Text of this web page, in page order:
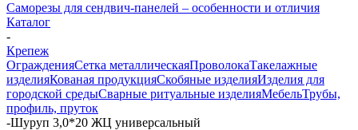
Саморезы для сендвич-панелей – особенности и отличия
Каталог
-
Крепеж
ОгражденияСетка металлическаяПроволокаТакелажные
изделияКованая продукцияСкобяные изделияИзделия для
городской средыСварные ритуальные изделияМебельТрубы,
профиль, пруток
-Шуруп 3,0*20 ЖЦ универсальный